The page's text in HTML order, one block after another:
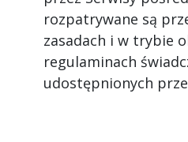
rozpatrywane są
zasadach i w trybie
regulaminach
udostępnionych